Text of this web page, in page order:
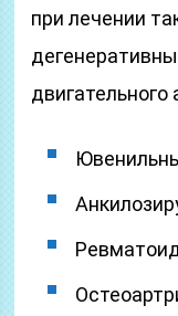
при лечении
двигательного